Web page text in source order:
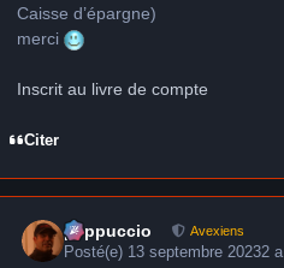
Caisse d’épargne)
merci
Inscrit au livre de compte
Citer
peppuccio Avexiens
Posté(e) 13 septembre 20232 a